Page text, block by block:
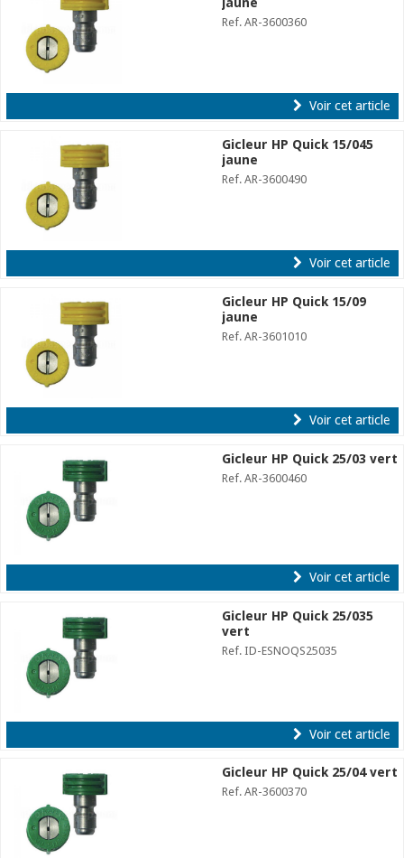
Ref. AR-3600360
Voir cet article
Gicleur HP Quick 15/045
jaune
Ref. AR-3600490
Voir cet article
Gicleur HP Quick 15/09
jaune
Ref. AR-3601010
Voir cet article
Gicleur HP Quick 25/03 vert
Ref. AR-3600460
Voir cet article
Gicleur HP Quick 25/035
vert
Ref. ID-ESNOQS25035
Voir cet article
Gicleur HP Quick 25/04 vert
Ref. AR-3600370